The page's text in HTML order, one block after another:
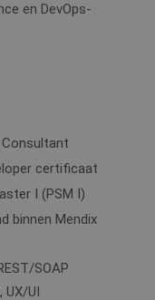
en DevOps-
Consultant
certificaat
I (PSM I)
binnen Mendix
SOAP
UX/UI